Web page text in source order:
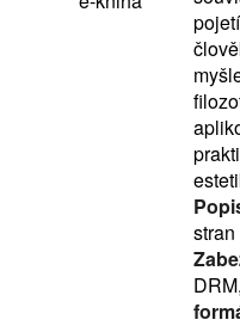
stran
DRM,